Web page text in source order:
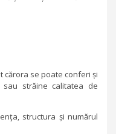
cărora se poate conferi și
străine calitatea de
structura și numărul